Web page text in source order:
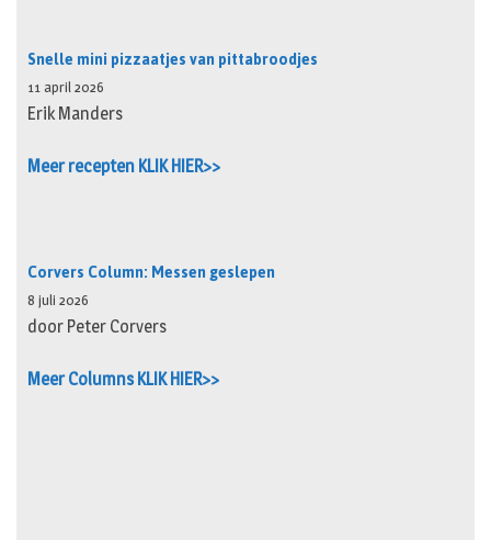
Snelle mini pizzaatjes van pittabroodjes
11 april 2026
Erik Manders
Meer recepten KLIK HIER>>
Corvers Column: Messen geslepen
8 juli 2026
door Peter Corvers
Meer Columns KLIK HIER>>